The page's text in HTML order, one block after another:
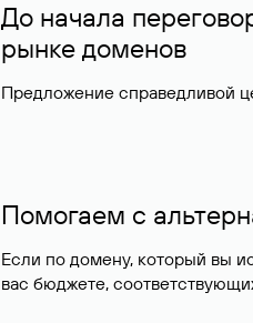
До начала
рынке доменов
Предложение справедливой
Помогаем с
Если по домену, который вы
вас бюджете,